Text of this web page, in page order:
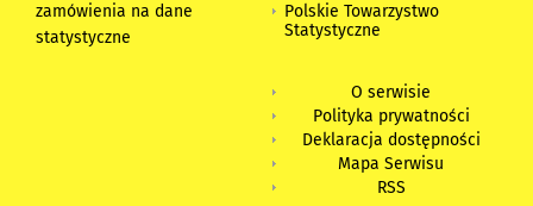
zamówienia na dane
statystyczne
Polskie Towarzystwo
Statystyczne
O serwisie
Polityka prywatności
Deklaracja dostępności
Mapa Serwisu
RSS